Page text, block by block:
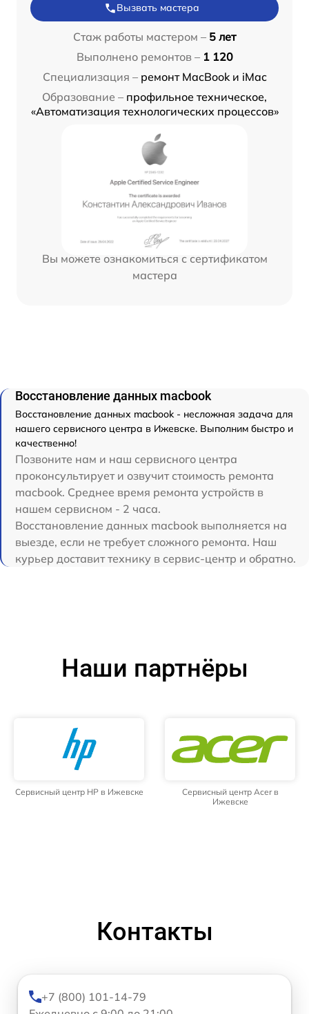
Вызвать мастера
Стаж работы мастером – 5 лет
Выполнено ремонтов – 1 120
Специализация – ремонт MacBook и iMac
Образование – профильное техническое,
«Автоматизация технологических процессов»
Вы можете ознакомиться с сертификатом
мастера
Восстановление данных macbook
Восстановление данных macbook - несложная задача для
нашего сервисного центра в Ижевске. Выполним быстро и
качественно!
Позвоните нам и наш сервисного центра
проконсультирует и озвучит стоимость ремонта
macbook. Среднее время ремонта устройств в
нашем сервисном - 2 часа.
Восстановление данных macbook выполняется на
выезде, если не требует сложного ремонта. Наш
курьер доставит технику в сервис-центр и обратно.
Наши партнёры
Сервисный центр HP в Ижевске
Сервисный центр Acer в
Ижевске
Контакты
+7 (800) 101-14-79